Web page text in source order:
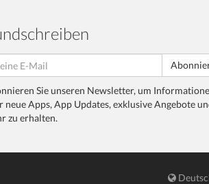
Sie unseren Newsletter, um
neue Apps, App Updates, exklusive Angebote
zu erhalten.